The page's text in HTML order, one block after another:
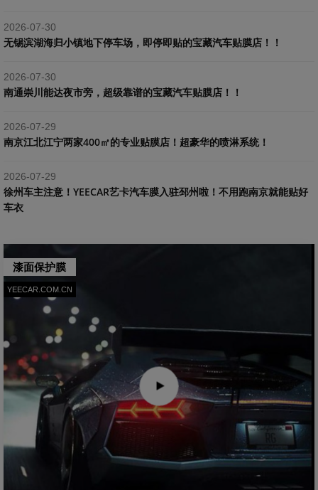
2026-07-30
​无锡滨湖海归小镇地下停车场，即停即贴的宝藏汽车贴膜店！！
2026-07-30
南通崇川能达夜市旁，超级靠谱的宝藏汽车贴膜店！！
2026-07-29
南京江北江宁两家400㎡的专业贴膜店！超豪华的喷淋系统！
2026-07-29
​徐州车主注意！YEECAR艺卡汽车膜入驻邳州啦！不用跑南京就能贴好
车衣
漆面保护膜
YEECAR.COM.CN